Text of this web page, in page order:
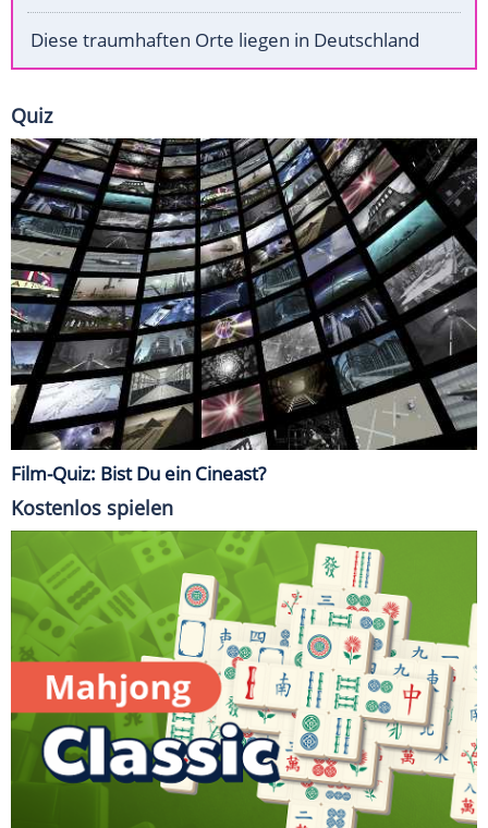
Diese traumhaften Orte liegen in Deutschland
Quiz
Film-Quiz: Bist Du ein Cineast?
Kostenlos spielen